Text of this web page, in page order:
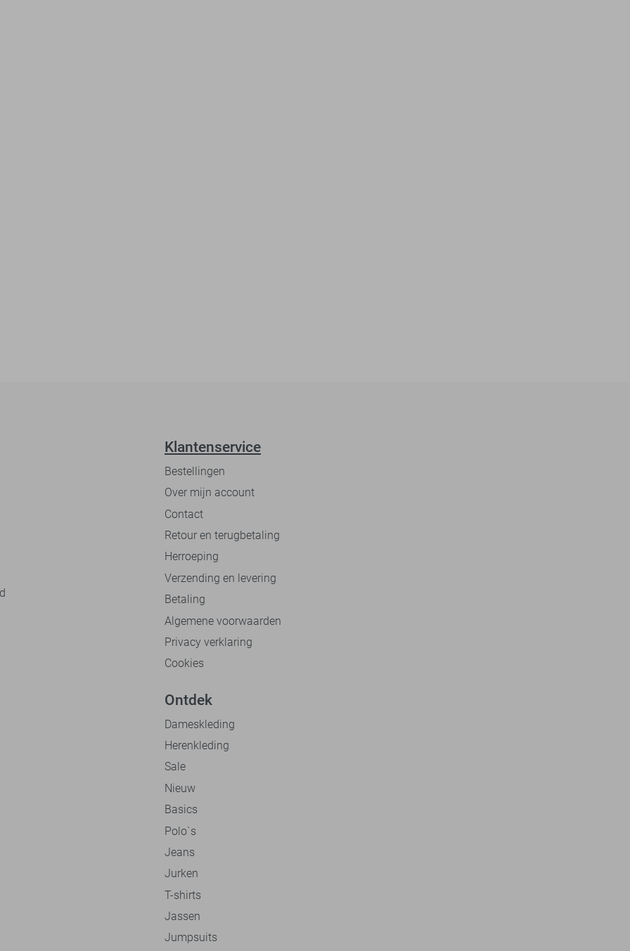
Klantenservice
Bestellingen
Over mijn account
Contact
Retour en terugbetaling
Herroeping
Verzending en levering
Betaling
Algemene voorwaarden
Privacy verklaring
Cookies
Ontdek
Dameskleding
Herenkleding
Sale
Nieuw
Basics
Polo`s
Jeans
Jurken
T-shirts
Jassen
Jumpsuits